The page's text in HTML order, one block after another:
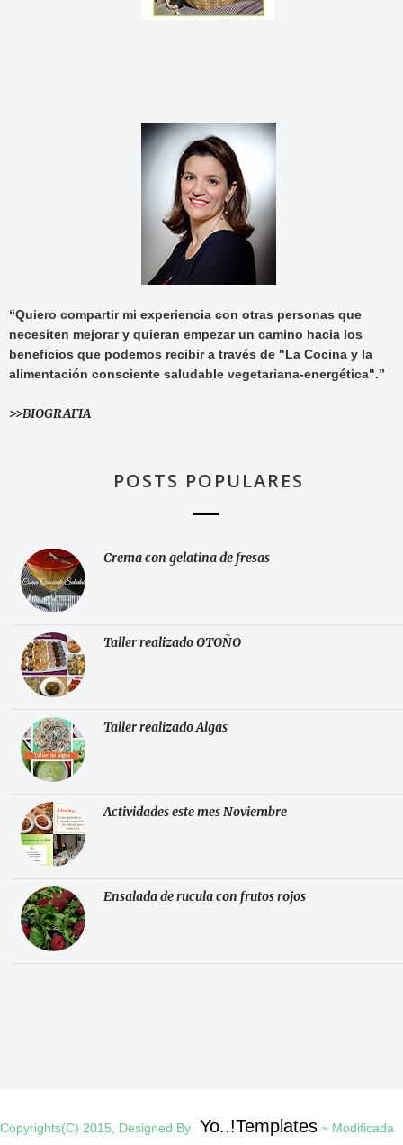
“Quiero compartir mi experiencia con otras personas que
necesiten mejorar y quieran empezar un camino hacia los
beneficios que podemos recibir a través de "La Cocina y la
alimentación consciente saludable vegetariana-energética".”
>>BIOGRAFIA
POSTS POPULARES
Crema con gelatina de fresas
Taller realizado OTOÑO
Taller realizado Algas
Actividades este mes Noviembre
Ensalada de rucula con frutos rojos
Copyrights(C) 2015, Designed By Yo..!Templates ~ Modificada